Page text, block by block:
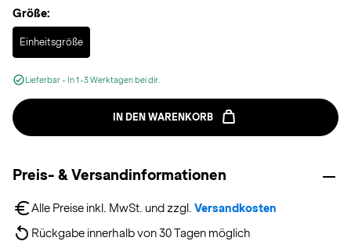
Größe:
Einheitsgröße
Selected
Lieferbar - In 1-3 Werktagen bei dir.
IN DEN WARENKORB
Preis- & Versandinformationen
Alle Preise inkl. MwSt. und zzgl. Versandkosten
Rückgabe innerhalb von 30 Tagen möglich